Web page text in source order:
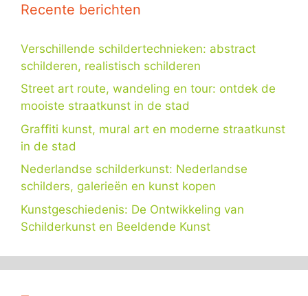
Recente berichten
Verschillende schildertechnieken: abstract
schilderen, realistisch schilderen
Street art route, wandeling en tour: ontdek de
mooiste straatkunst in de stad
Graffiti kunst, mural art en moderne straatkunst
in de stad
Nederlandse schilderkunst: Nederlandse
schilders, galerieën en kunst kopen
Kunstgeschiedenis: De Ontwikkeling van
Schilderkunst en Beeldende Kunst